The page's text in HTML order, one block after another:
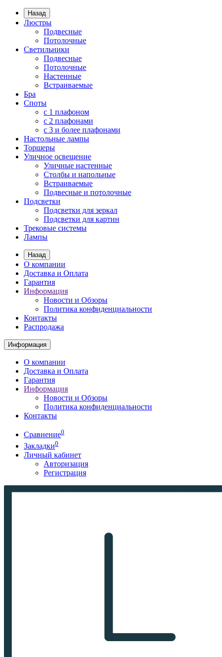
Назад
Люстры
Подвесные
Потолочные
Светильники
Подвесные
Потолочные
Настенные
Встраиваемые
Бра
Споты
с 1 плафоном
с 2 плафонами
с 3 и более плафонами
Настольные лампы
Торшеры
Уличное освещение
Уличные настенные
Столбы и напольные
Встраиваемые
Подвесные и потолочные
Подсветки
Подсветки для зеркал
Подсветки для картин
Трековые системы
Лампы
Назад
О компании
Доставка и Оплата
Гарантия
Информация
Новости и Обзоры
Политика конфиденциальности
Контакты
Распродажа
Информация
О компании
Доставка и Оплата
Гарантия
Информация
Новости и Обзоры
Политика конфиденциальности
Контакты
Сравнение0
Закладки0
Личный кабинет
Авторизация
Регистрация